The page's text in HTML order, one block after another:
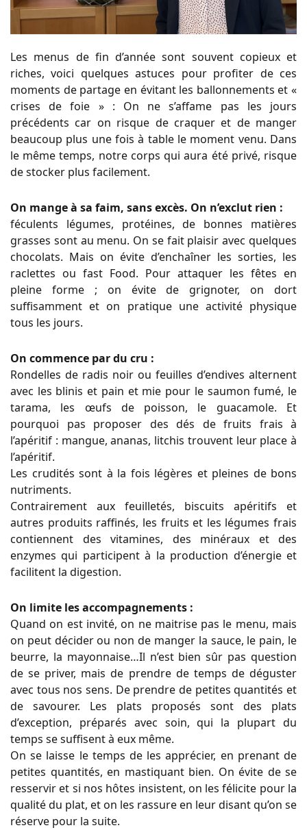
Les menus de fin d’année sont souvent copieux et
riches, voici quelques astuces pour profiter de ces
moments de partage en évitant les ballonnements et «
crises de foie » : On ne s’affame pas les jours
précédents car on risque de craquer et de manger
beaucoup plus une fois à table le moment venu. Dans
le même temps, notre corps qui aura été privé, risque
de stocker plus facilement.
On mange à sa faim, sans excès. On n’exclut rien :
féculents légumes, protéines, de bonnes matières
grasses sont au menu. On se fait plaisir avec quelques
chocolats. Mais on évite d’enchaîner les sorties, les
raclettes ou fast Food. Pour attaquer les fêtes en
pleine forme ; on évite de grignoter, on dort
suffisamment et on pratique une activité physique
tous les jours.
On commence par du cru :
Rondelles de radis noir ou feuilles d’endives alternent
avec les blinis et pain et mie pour le saumon fumé, le
tarama, les œufs de poisson, le guacamole. Et
pourquoi pas proposer des dés de fruits frais à
l’apéritif : mangue, ananas, litchis trouvent leur place à
l’apéritif.
Les crudités sont à la fois légères et pleines de bons
nutriments.
Contrairement aux feuilletés, biscuits apéritifs et
autres produits raffinés, les fruits et les légumes frais
contiennent des vitamines, des minéraux et des
enzymes qui participent à la production d’énergie et
facilitent la digestion.
On limite les accompagnements :
Quand on est invité, on ne maitrise pas le menu, mais
on peut décider ou non de manger la sauce, le pain, le
beurre, la mayonnaise…Il n’est bien sûr pas question
de se priver, mais de prendre de temps de déguster
avec tous nos sens. De prendre de petites quantités et
de savourer. Les plats proposés sont des plats
d’exception, préparés avec soin, qui la plupart du
temps se suffisent à eux même.
On se laisse le temps de les apprécier, en prenant de
petites quantités, en mastiquant bien. On évite de se
resservir et si nos hôtes insistent, on les félicite pour la
qualité du plat, et on les rassure en leur disant qu’on se
réserve pour la suite.